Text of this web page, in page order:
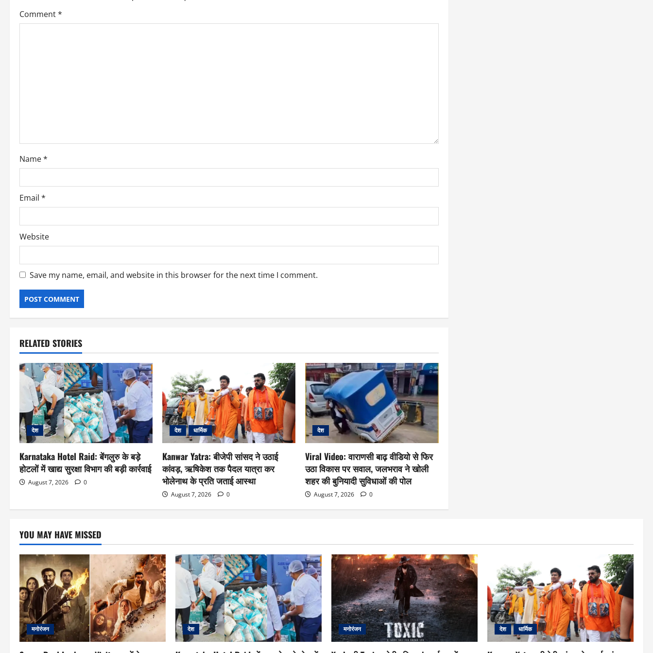
Comment*
Name*
Email *
Website
Save my name, email, and website in this browser for the next time I comment.
RELATED STORIES
देश
Karnataka Hotel Raid: बेंगलुरु के बड़े
होटलों में खाद्य सुरक्षा विभाग की बड़ी कार्रवाई
August 7, 2026 0
देश धार्मिक
Kanwar Yatra: बीजेपी सांसद ने उठाई
कांवड़, ऋषिकेश तक पैदल यात्रा कर
भोलेनाथ के प्रति जताई आस्था
August 7, 2026 0
देश
Viral Video: वाराणसी बाढ़ वीडियो से फिर
उठा विकास पर सवाल, जलभराव ने खोली
शहर की बुनियादी सुविधाओं की पोल
August 7, 2026 0
YOU MAY HAVE MISSED
मनोरंजन देश मनोरंजन देश धार्मिक